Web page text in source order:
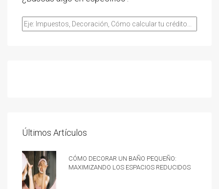
Últimos Artículos
Cómo decorar un baño pequeño:
Maximizando los espacios reducidos